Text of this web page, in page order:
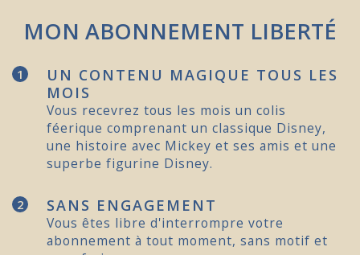
MON ABONNEMENT LIBERTÉ
1
UN CONTENU MAGIQUE TOUS LES
MOIS
Vous recevrez tous les mois un colis
féerique comprenant un classique Disney,
une histoire avec Mickey et ses amis et une
superbe figurine Disney.
2 SANS ENGAGEMENT
Vous êtes libre d'interrompre votre
abonnement à tout moment, sans motif et